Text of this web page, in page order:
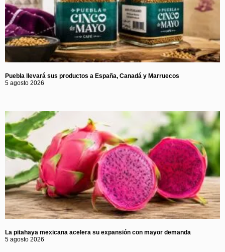
Puebla llevará sus productos a España, Canadá y Marruecos
5 agosto 2026
La pitahaya mexicana acelera su expansión con mayor demanda
5 agosto 2026